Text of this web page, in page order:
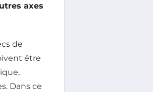
axes
de
être
Dans ce